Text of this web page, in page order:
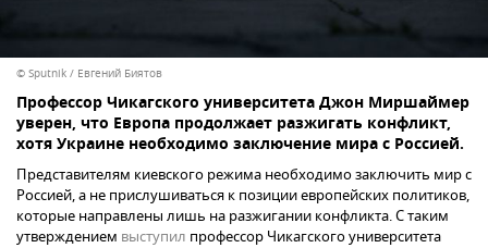
© Sputnik / Евгений Биятов
Профессор Чикагского университета Джон Миршаймер
уверен, что Европа продолжает разжигать конфликт,
хотя Украине необходимо заключение мира с Россией.
Представителям киевского режима необходимо заключить мир с
Россией, а не прислушиваться к позиции европейских политиков,
которые направлены лишь на разжигании конфликта. С таким
утверждением выступил профессор Чикагского университета